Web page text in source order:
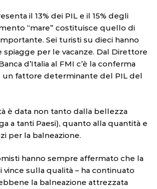
il 13% dei PIL e il 15% degli
“mare” costituisce quello di
Sei turisti su dieci hanno
per le vacanze. Dal Direttore
d’Italia al FMI c’è la conferma
un fattore determinante del PIL del
è data non tanto dalla bellezza
a tanti Paesi), quanto alla quantità e
per la balneazione.
hanno sempre affermato che la
vince sulla qualità – ha continuato
la balneazione attrezzata